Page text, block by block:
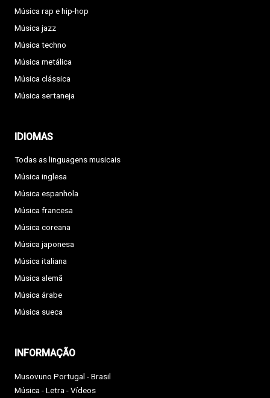
Música rap e hip-hop
Música jazz
Música techno
Música metálica
Música clássica
Música sertaneja
IDIOMAS
Todas as linguagens musicais
Música inglesa
Música espanhola
Música francesa
Música coreana
Música japonesa
Música italiana
Música alemã
Música árabe
Música sueca
INFORMAÇÃO
Musovuno Portugal - Brasil
Música - Letra - Vídeos